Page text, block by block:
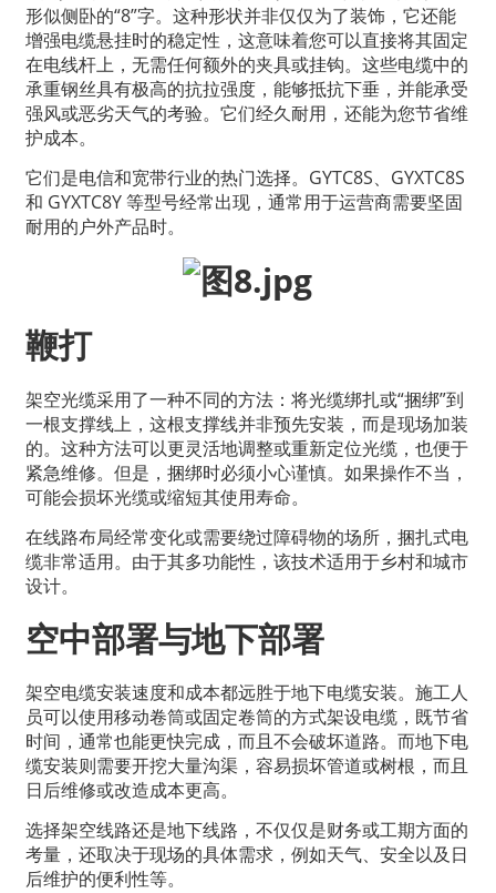
形似侧卧的“8”字。这种形状并非仅仅为了装饰，它还能
增强电缆悬挂时的稳定性，这意味着您可以直接将其固定
在电线杆上，无需任何额外的夹具或挂钩。这些电缆中的
承重钢丝具有极高的抗拉强度，能够抵抗下垂，并能承受
强风或恶劣天气的考验。它们经久耐用，还能为您节省维
护成本。
它们是电信和宽带行业的热门选择。GYTC8S、GYXTC8S
和 GYXTC8Y 等型号经常出现，通常用于运营商需要坚固
耐用的户外产品时。
鞭打
架空光缆采用了一种不同的方法：将光缆绑扎或“捆绑”到
一根支撑线上，这根支撑线并非预先安装，而是现场加装
的。这种方法可以更灵活地调整或重新定位光缆，也便于
紧急维修。但是，捆绑时必须小心谨慎。如果操作不当，
可能会损坏光缆或缩短其使用寿命。
在线路布局经常变化或需要绕过障碍物的场所，捆扎式电
缆非常适用。由于其多功能性，该技术适用于乡村和城市
设计。
空中部署与地下部署
架空电缆安装速度和成本都远胜于地下电缆安装。施工人
员可以使用移动卷筒或固定卷筒的方式架设电缆，既节省
时间，通常也能更快完成，而且不会破坏道路。而地下电
缆安装则需要开挖大量沟渠，容易损坏管道或树根，而且
日后维修或改造成本更高。
选择架空线路还是地下线路，不仅仅是财务或工期方面的
考量，还取决于现场的具体需求，例如天气、安全以及日
后维护的便利性等。